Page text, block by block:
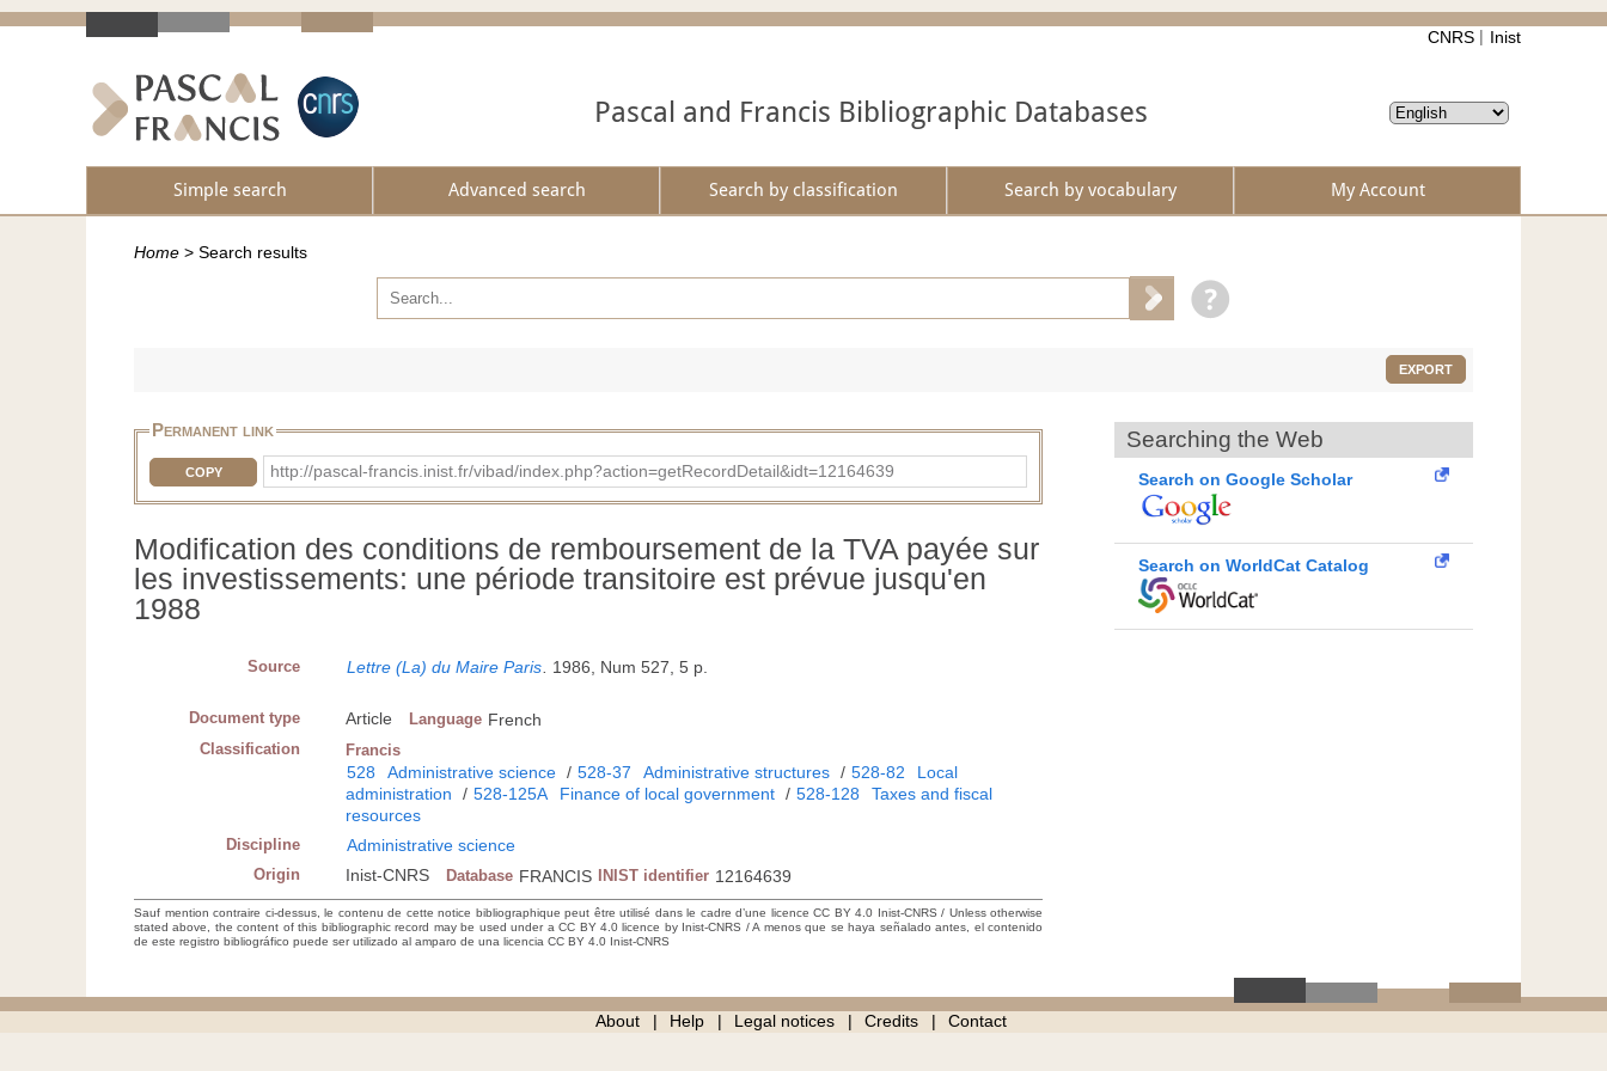
CNRS Inist
Pascal and Francis Bibliographic Databases
Simple search Advanced search Search by classification Search by vocabulary My Account
Home > Search results
EXPORT
Permanent link
COPY http://pascal-francis.inist.fr/vibad/index.php?action=getRecordDetail&idt=12164639
Modification des conditions de remboursement de la TVA payée sur
les investissements: une période transitoire est prévue jusqu'en
1988
Source Lettre (La) du Maire Paris. 1986, Num 527, 5 p.
Document type Article Language French
Classification Francis
528 Administrative science / 528-37 Administrative structures / 528-82
Local
administration
/ 528-125A Finance of local government / 528-128
Taxes and fiscal
resources
Discipline Administrative science
Origin Inist-CNRS Database FRANCIS INIST identifier 12164639
Sauf mention contraire ci-dessus, le contenu de cette notice bibliographique peut être utilisé dans le cadre d’une licence CC BY 4.0 Inist-CNRS / Unless otherwise
stated above, the content of this bibliographic record may be used under a CC BY 4.0 licence by Inist-CNRS / A menos que se haya señalado antes, el contenido
de este registro bibliográfico puede ser utilizado al amparo de una licencia CC BY 4.0 Inist-CNRS
Searching the Web
Search on Google Scholar
Search on WorldCat Catalog
About Help Legal notices Credits Contact